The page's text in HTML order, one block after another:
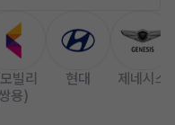
빌리
용)
현대 제네시스